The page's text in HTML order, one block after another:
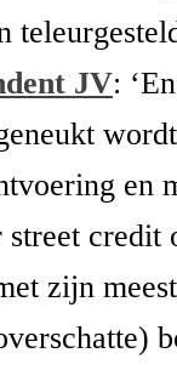
JV:
en
credit
zijn